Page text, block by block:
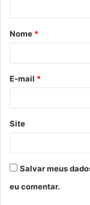
á
r
*
Nome *
E-mail *
Site
Salvar meus
eu comentar.